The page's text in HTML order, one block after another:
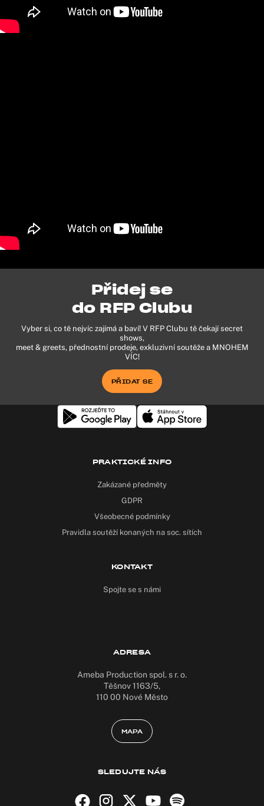
Přidej se
do RFP Clubu
Vyber si, co tě nejvíc zajímá a baví! V RFP Clubu tě čekají secret
shows,
meet & greets, přednostní prodeje, exkluzivní soutěže a MNOHEM
VÍC!
PŘIDAT SE
PRAKTICKÉ INFO
Zakázané předměty
GDPR
Všeobecné podmínky
Pravidla soutěží konaných na soc. sítích
KONTAKT
Spojte se s námi
ADRESA
Ameba Production spol. s r. o.
Těšnov 1163/5,
110 00 Nové Město
MAPA
SLEDUJTE NÁS